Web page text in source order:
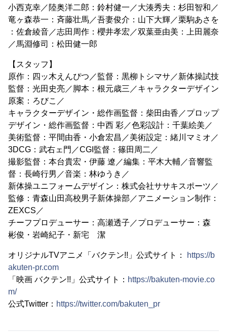
小西克幸／陸奥洋二郎：鈴村健一／大湊秀夫：杉田智和／
竜ヶ森恭一：斉藤壮馬／吾妻俊介：山下大輝／栗駒あさを
：佐倉綾音／志田周作：櫻井孝宏／双葉亜由美：上田麗奈
／馬淵修司：松田健一郎
【スタッフ】
原作：四ッ木えんぴつ／監督：黒柳トシマサ／新体操試技
監督：光田史亮／脚本：根元歳三／キャラクターデザイン
原案：ろびこ／
キャラクターデザイン・総作画監督：柴田由香／プロップ
デザイン・総作画監督：中西 彩／色彩設計：千葉絵美／
美術監督：平間由香・小倉宏昌／美術設定：緒川マミオ／
3DCG：武右ェ門／CGI監督：篠田周二／
撮影監督：本台貴宏・伊藤 遼／編集：平木大輔／音響監
督：長崎行男／音楽：林ゆうき／
新体操ユニフォームデザイン：株式会社ササキスポーツ／
監修：青森山田高校男子新体操部／アニメーション制作：
ZEXCS／
チーフプロデューサー：高瀬透子／プロデューサー：森
彬俊・岩崎紀子・新宅 潔
オリジナルTVアニメ「バクテン!!」公式サイト：
https://b
akuten-pr.com
「映画 バクテン!!」公式サイト： https://bakuten-movie.co
m/
公式Twitter： https://twitter.com/bakuten_pr